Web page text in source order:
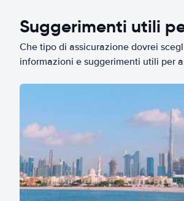
Suggerimenti utili
Che tipo di assicurazione dovrei
informazioni e suggerimenti utili per